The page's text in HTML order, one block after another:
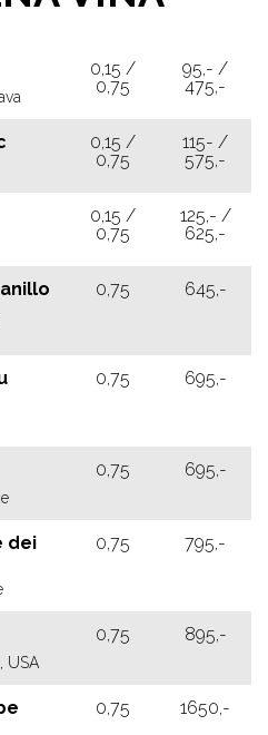
0,15 /
0,75
95,- /
475,-
0,15 /
0,75
115- /
575,-
0,15 /
0,75
125,- /
625,-
0,75 645,-
0,75 695,-
0,75 695,-
dei
0,75 795,-
USA
0,75 895,-
0,75 1650,-